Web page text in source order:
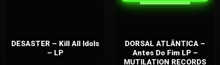
DESASTER – Kill All Idols
– LP
DORSAL ATLÂNTICA –
Antes Do Fim LP –
MUTILATION RECORDS